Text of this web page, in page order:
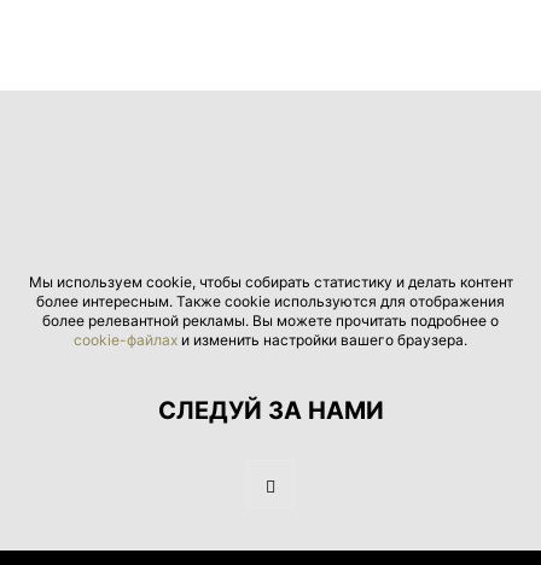
Мы используем cookie, чтобы собирать статистику и делать контент
более интересным. Также cookie используются для отображения
более релевантной рекламы. Вы можете прочитать подробнее о
cookie-файлах и изменить настройки вашего браузера.
СЛЕДУЙ ЗА НАМИ